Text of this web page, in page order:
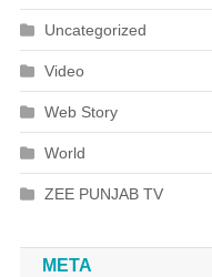
Uncategorized
Video
Web Story
World
ZEE PUNJAB TV
META